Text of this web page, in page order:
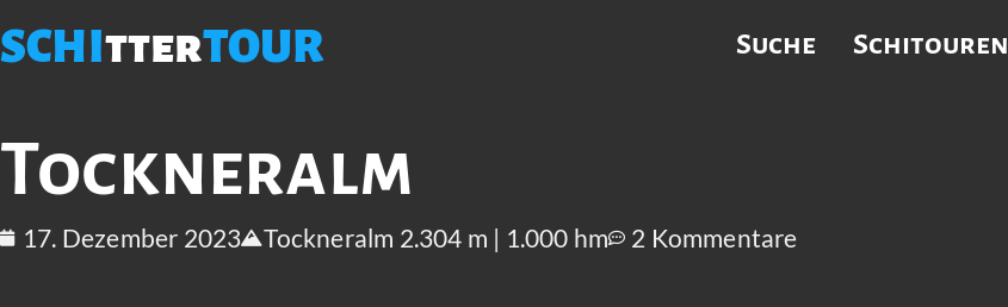
SCHItterTOUR Suche Schitouren
Tockneralm
17. Dezember 2023 Tockneralm 2.304 m | 1.000 hm 2 Kommentare